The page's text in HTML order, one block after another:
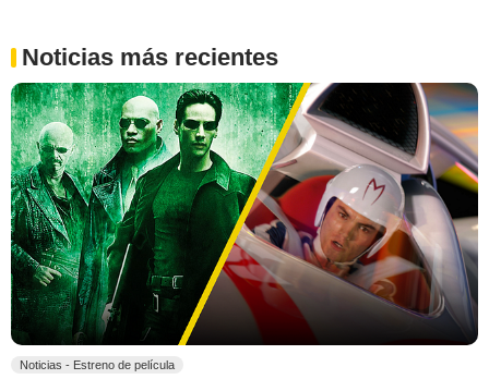
Noticias más recientes
Noticias - Estreno de película